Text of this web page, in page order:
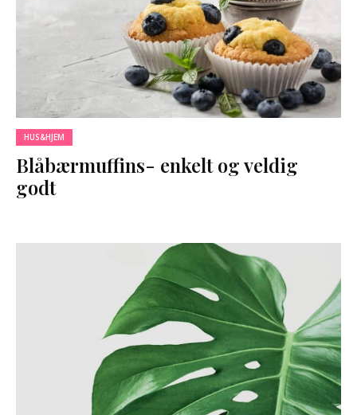
HUS&HJEM
Blåbærmuffins- enkelt og veldig
godt